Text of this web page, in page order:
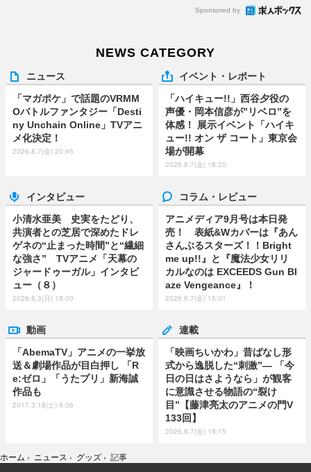
Sponsored by
NEWS CATEGORY
ニュース
「マガポケ」で話題のVRMM
Oバトルファンタジー「Desti
ny Unchain Online」TVアニ
メ化決定！
2026.8.7(金) 20:45
イベント・レポート
「ハイキュー!!」西谷夕役の
声優・岡本信彦が”リベロ”を
体感！ 展示イベント「ハイキ
ュー!! オン ザ コート」東京会
場が開幕
2026.8.7(金) 18:20
インタビュー
小清水亜美 史実をたどり、
共演者との芝居で深めたドレ
ゲネの“止まった時間”と“繊細
な強さ” TVアニメ「天幕の
ジャードゥーガル」インタビ
ュー（８）
2026.8.3(月) 18:00
コラム・レビュー
アニメディア9月号は本日発
売！ 表紙&Wカバーは『あん
さんぶるスターズ！！Bright
me up!!』と『魔法少女リリ
カルなのは EXCEEDS Gun Bl
aze Vengeance』！
2026.8.7(金) 15:01
動画
「AbemaTV」アニメの一挙放
送＆劇場作品が目白押し 「R
e:ゼロ」「うたプリ」新海誠
作品も
2017.3.18(土) 9:06
連載
「映画ちいかわ」昔ばなし形
式から逸脱した“刺激”― 「今
日の日はさようなら」が観客
に意識させる物語の“裂け
目”【藤津亮太のアニメの門V
133回】
2026.8.7(金) 19:15
ホーム › ニュース › グッズ › 記事